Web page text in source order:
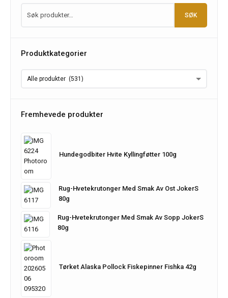
SØK
Produktkategorier
Fremhevede produkter
Hundegodbiter Hvite Kyllingføtter 100g
Rug-Hvetekrutonger Med Smak Av Ost JokerS
80g
Rug-Hvetekrutonger Med Smak Av Sopp JokerS
80g
Tørket Alaska Pollock Fiskepinner Fishka 42g